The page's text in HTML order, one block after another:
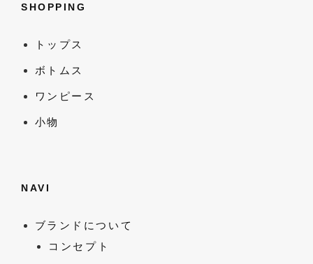
SHOPPING
トップス
ボトムス
ワンピース
小物
NAVI
ブランドについて
コンセプト